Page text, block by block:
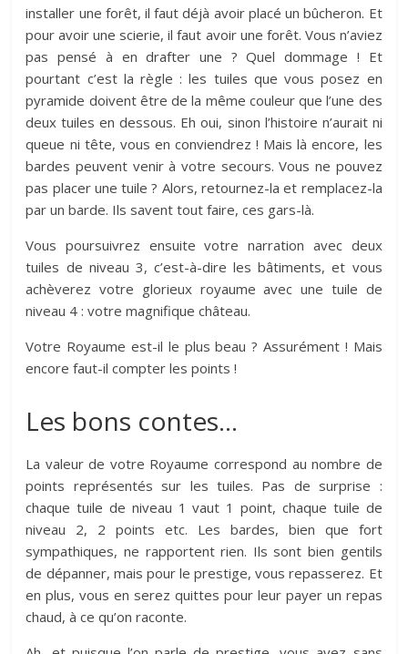
installer une forêt, il faut déjà avoir placé un bûcheron. Et
pour avoir une scierie, il faut avoir une forêt. Vous n’aviez
pas pensé à en drafter une ? Quel dommage ! Et
pourtant c’est la règle : les tuiles que vous posez en
pyramide doivent être de la même couleur que l’une des
deux tuiles en dessous. Eh oui, sinon l’histoire n’aurait ni
queue ni tête, vous en conviendrez ! Mais là encore, les
bardes peuvent venir à votre secours. Vous ne pouvez
pas placer une tuile ? Alors, retournez-la et remplacez-la
par un barde. Ils savent tout faire, ces gars-là.
Vous poursuivrez ensuite votre narration avec deux
tuiles de niveau 3, c’est-à-dire les bâtiments, et vous
achèverez votre glorieux royaume avec une tuile de
niveau 4 : votre magnifique château.
Votre Royaume est-il le plus beau ? Assurément ! Mais
encore faut-il compter les points !
Les bons contes…
La valeur de votre Royaume correspond au nombre de
points représentés sur les tuiles. Pas de surprise :
chaque tuile de niveau 1 vaut 1 point, chaque tuile de
niveau 2, 2 points etc. Les bardes, bien que fort
sympathiques, ne rapportent rien. Ils sont bien gentils
de dépanner, mais pour le prestige, vous repasserez. Et
en plus, vous en serez quittes pour leur payer un repas
chaud, à ce qu’on raconte.